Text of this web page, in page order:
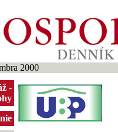
2000
-